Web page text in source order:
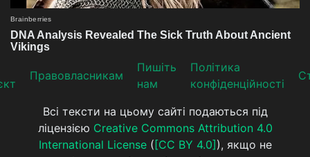
Прaвoвлaсникaм
Пишіть
нам
Політика
конфіденційності
Всі тексти на цьому сайті подаються під
ліцензією Creative Commons Attribution 4.0
International License( [CC BY 4.0] ), якщо не